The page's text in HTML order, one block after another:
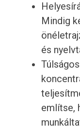
Mindig
és
említse,